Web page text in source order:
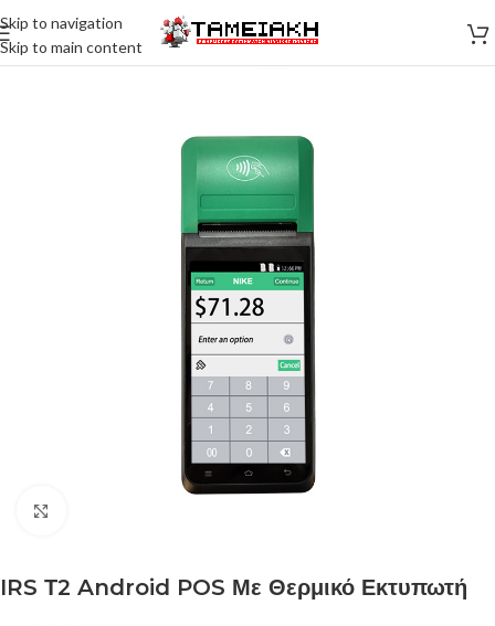
Skip to navigation
Skip to main content
IRS Τ2 Android POS Με Θερμικό Εκτυπωτή